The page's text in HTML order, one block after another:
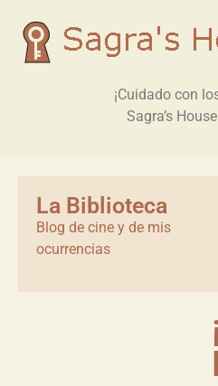
¡Cuidado con
Sagra’s
La Biblioteca
Blog de cine y de mis
ocurrencias